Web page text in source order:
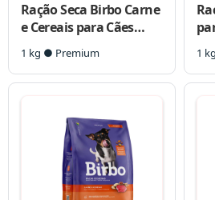
Ração Seca Birbo Carne
e Cereais para Cães
Adultos Raças
Pequenas
1 kg ● Premium 1